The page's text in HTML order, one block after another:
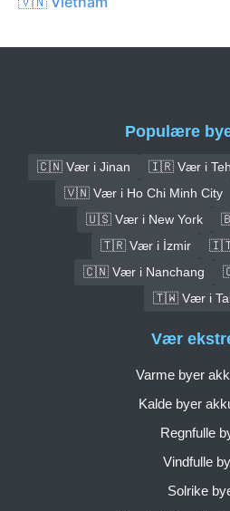
Populære
🇨🇳 Vær i Jinan 🇮🇷 Vær i
🇻🇳 Vær i Ho Chi Minh City
🇺🇸 Vær i New York
🇹🇷 Vær i İzmir
🇮🇹
🇨🇳 Vær i Nanchang
🇹🇼 Vær i
Vær
Varme byer
Kalde byer
Regnfulle
Vindfulle
Solrike